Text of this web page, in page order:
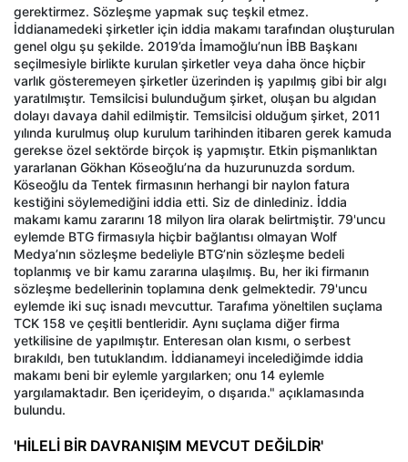
gerektirmez. Sözleşme yapmak suç teşkil etmez.
İddianamedeki şirketler için iddia makamı tarafından oluşturulan
genel olgu şu şekilde. 2019’da İmamoğlu’nun İBB Başkanı
seçilmesiyle birlikte kurulan şirketler veya daha önce hiçbir
varlık gösteremeyen şirketler üzerinden iş yapılmış gibi bir algı
yaratılmıştır. Temsilcisi bulunduğum şirket, oluşan bu algıdan
dolayı davaya dahil edilmiştir. Temsilcisi olduğum şirket, 2011
yılında kurulmuş olup kurulum tarihinden itibaren gerek kamuda
gerekse özel sektörde birçok iş yapmıştır. Etkin pişmanlıktan
yararlanan Gökhan Köseoğlu’na da huzurunuzda sordum.
Köseoğlu da Tentek firmasının herhangi bir naylon fatura
kestiğini söylemediğini iddia etti. Siz de dinlediniz. İddia
makamı kamu zararını 18 milyon lira olarak belirtmiştir. 79'uncu
eylemde BTG firmasıyla hiçbir bağlantısı olmayan Wolf
Medya’nın sözleşme bedeliyle BTG’nin sözleşme bedeli
toplanmış ve bir kamu zararına ulaşılmış. Bu, her iki firmanın
sözleşme bedellerinin toplamına denk gelmektedir. 79'uncu
eylemde iki suç isnadı mevcuttur. Tarafıma yöneltilen suçlama
TCK 158 ve çeşitli bentleridir. Aynı suçlama diğer firma
yetkilisine de yapılmıştır. Enteresan olan kısmı, o serbest
bırakıldı, ben tutuklandım. İddianameyi incelediğimde iddia
makamı beni bir eylemle yargılarken; onu 14 eylemle
yargılamaktadır. Ben içerideyim, o dışarıda." açıklamasında
bulundu.
'HİLELİ BİR DAVRANIŞIM MEVCUT DEĞİLDİR'